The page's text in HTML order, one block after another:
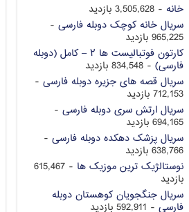
خانه - 3,505,628 بازدید
سریال خانه کوچک دوبله فارسی -
965,225 بازدید
کارتون فوتبالیست ها ۲ – کامل (دوبله
فارسی) - 834,548 بازدید
سریال قصه های جزیره دوبله فارسی -
712,153 بازدید
سریال ارتش سری دوبله فارسی -
694,165 بازدید
سریال پزشک دهکده دوبله فارسی -
638,766 بازدید
نوستالژیک ترین موزیک ها
- 615,467
بازدید
سریال جنگجویان کوهستان دوبله
فارسی - 592,911 بازدید